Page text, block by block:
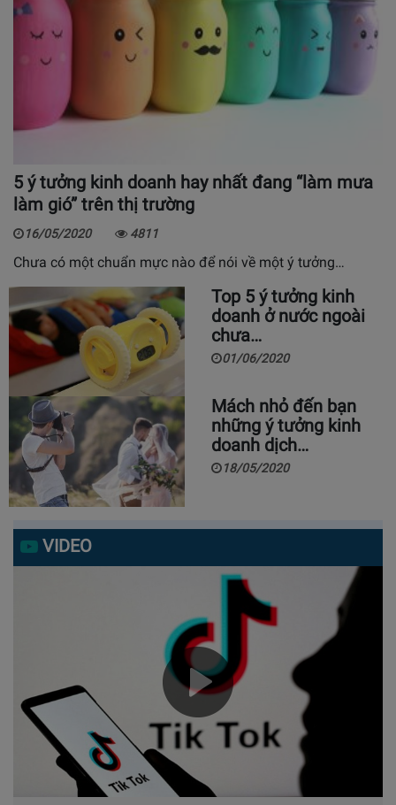
5 ý tưởng kinh doanh hay nhất đang “làm mưa
làm gió” trên thị trường
16/05/2020 4811
Chưa có một chuẩn mực nào để nói về một ý tưởng…
Top 5 ý tưởng kinh
doanh ở nước ngoài
chưa…
01/06/2020
Mách nhỏ đến bạn
những ý tưởng kinh
doanh dịch…
18/05/2020
VIDEO